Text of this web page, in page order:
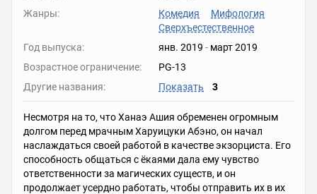
Жанры:
Комедия
Мифология
Сверхъестественное
Год выпуска:
янв. 2019 - март 2019
Возрастное ограничение:
PG-13
Другие названия:
Показать 3
Несмотря на то, что Ханаэ Ашия обременен огромным
долгом перед мрачным Харуицуки Абэно, он начал
наслаждаться своей работой в качестве экзорциста. Его
способность общаться с ёкаями дала ему чувство
ответственности за магических существ, и он
продолжает усердно работать, чтобы отправить их в их